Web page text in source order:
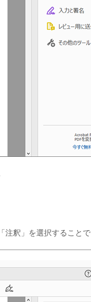
注釈」を選択することで